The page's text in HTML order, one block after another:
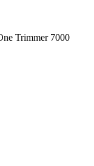
Trimmer 7000